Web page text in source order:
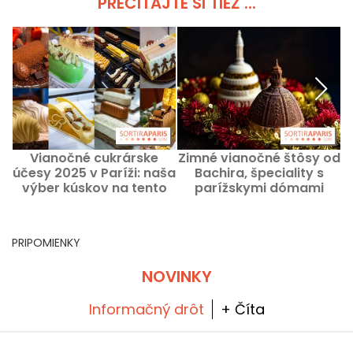
Vianočné cukrárske
účesy 2025 v Paríži: naša
výber kúskov na tento
Zimné vianočné štôsy od
Bachira, špeciality s
parížskymi dómami
PRIPOMIENKY
NOVINKY
Informačný drôt + Číta